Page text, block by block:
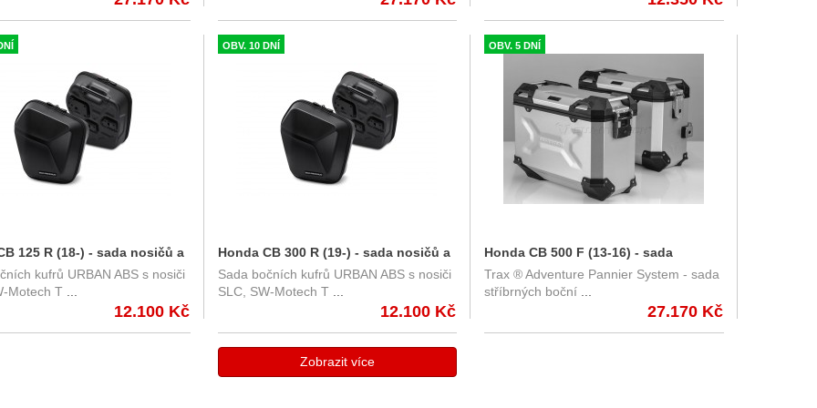
125 R (18-) - sada nosičů a
ABS, SW-Motech
B
kufrů URBAN ABS s nosiči
Motech T...
12.100 Kč
OBV. 10 DNÍ
Honda CB 300 R (19-) - sada nosičů a
kufrů URBAN ABS, SW-Motech
BC.HTA.01.906.30000/B
Sada bočních kufrů URBAN ABS s nosiči
SLC, SW-Motech T...
12.100 Kč
OBV. 5 DNÍ
Honda CB 500 F (13-16) - sada
bočních kufrů TRAX Adventure 37 l. s
nosičem - stříbrné KFT.01.400.70001/S
Trax ® Adventure Pannier System - sada
stříbrných boční
27.170 Kč
Zobrazit více